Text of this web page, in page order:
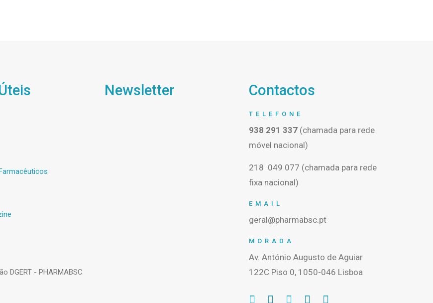
Newsletter Contactos
TELEFONE
938 291 337 (chamada para rede
móvel nacional)
218 049 077 (chamada para rede
fixa nacional)
EMAIL
geral@pharmabsc.pt
MORADA
Av. António Augusto de Aguiar
122C Piso 0, 1050-046 Lisboa